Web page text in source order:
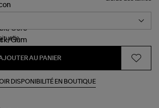
AU PANIER
DISPONIBILITÉ EN BOUTIQUE